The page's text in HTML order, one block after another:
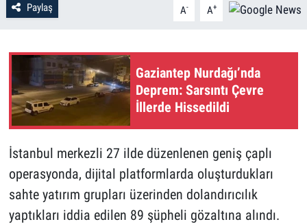
Paylaş A- A+
Gaziantep Nurdağı’nda
Deprem: Sarsıntı Çevre
İllerde Hissedildi
İstanbul merkezli 27 ilde düzenlenen geniş çaplı
operasyonda, dijital platformlarda oluşturdukları
sahte yatırım grupları üzerinden dolandırıcılık
yaptıkları iddia edilen 89 şüpheli gözaltına alındı.